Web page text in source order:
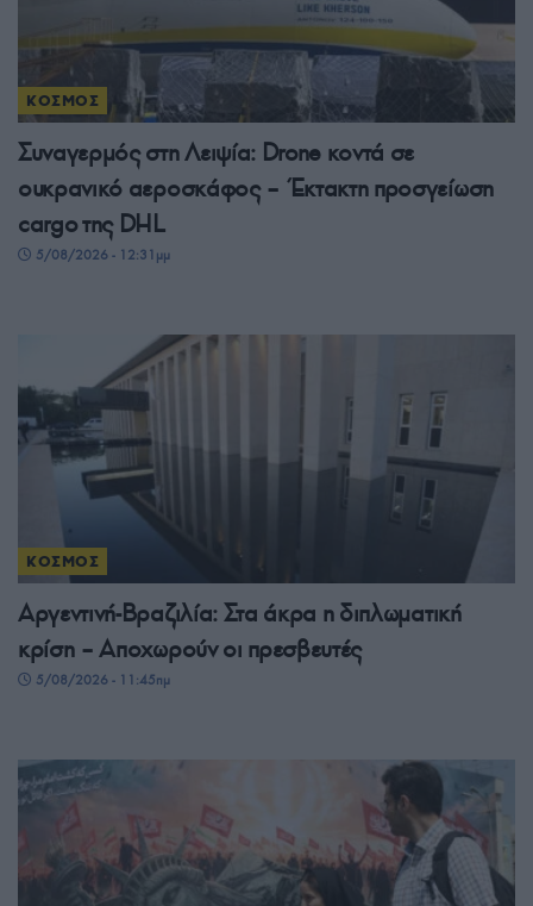
ΚΟΣΜΟΣ
Συναγερμός στη Λειψία: Drone κοντά σε
ουκρανικό αεροσκάφος – Έκτακτη προσγείωση
cargo της DHL
5/08/2026 - 12:31μμ
ΚΟΣΜΟΣ
Αργεντινή-Βραζιλία: Στα άκρα η διπλωματική
κρίση – Αποχωρούν οι πρεσβευτές
5/08/2026 - 11:45πμ